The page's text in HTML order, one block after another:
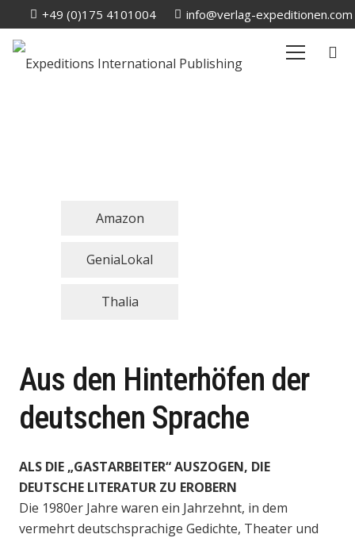
+49 (0)175 4101004 info@verlag-expeditionen.com
Amazon
GeniaLokal
Thalia
Aus den Hinterhöfen der
deutschen Sprache
ALS DIE „GASTARBEITER“ AUSZOGEN, DIE
DEUTSCHE LITERATUR ZU EROBERN
Die 1980er Jahre waren ein Jahrzehnt, in dem
vermehrt deutschsprachige Gedichte, Theater und